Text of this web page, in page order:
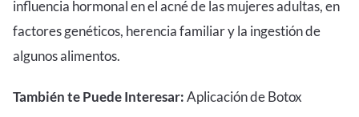
influencia hormonal en el acné de las mujeres adultas, en
factores genéticos, herencia familiar y la ingestión de
algunos alimentos.
También te Puede Interesar:Aplicación de Botox